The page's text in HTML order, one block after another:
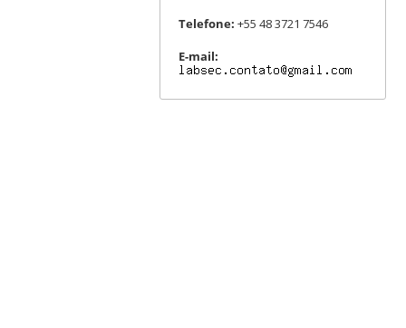
Telefone: +55 48 3721 7546
E-mail: